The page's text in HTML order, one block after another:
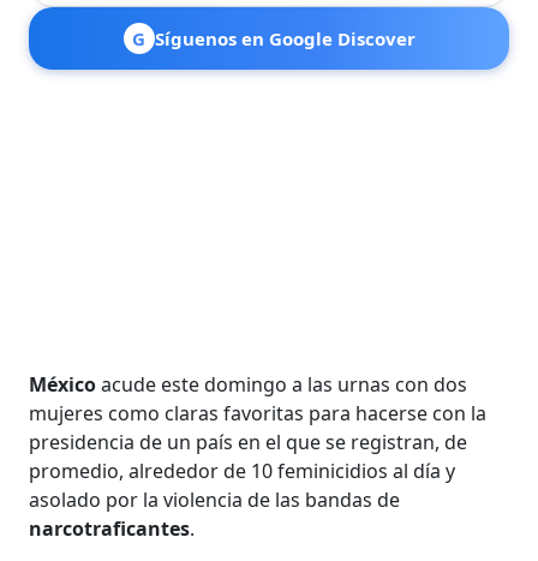
G Síguenos en Google Discover
Méxicoacude este domingo a las urnas con dos
mujeres como claras favoritas para hacerse con la
presidencia de un país en el que se registran, de
promedio, alrededor de 10 feminicidios al día y
asolado por la violencia de las bandas de
narcotraficantes.